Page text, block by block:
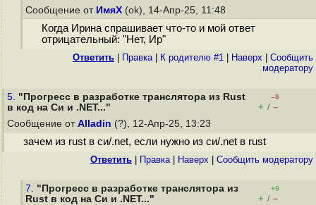
Сообщение от ИмяХ (ok), 14-Апр-25, 11:48
Когда Ирина спрашивает что-то и мой ответ
отрицательный: "Нет, Ир"
Ответить Правка| К родителю #1 Наверх
Cообщить
модератору
5. "Прогресс в разработке транслятора из Rust
в код на Cи и .NET..."
–8
+ / –
Сообщение от Alladin (?), 12-Апр-25, 13:23
зачем из rust в си/.net, если нужно из си/.net в rust
Ответить Правка| Наверх Cообщить модератору
7. "Прогресс в разработке транслятора из
Rust в код на Cи и .NET..."
+9
+ / –